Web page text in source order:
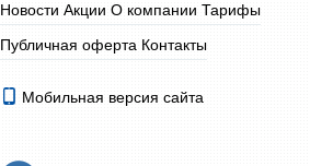
Новости Акции О компании Тарифы
Публичная оферта Контакты
Мобильная версия сайта